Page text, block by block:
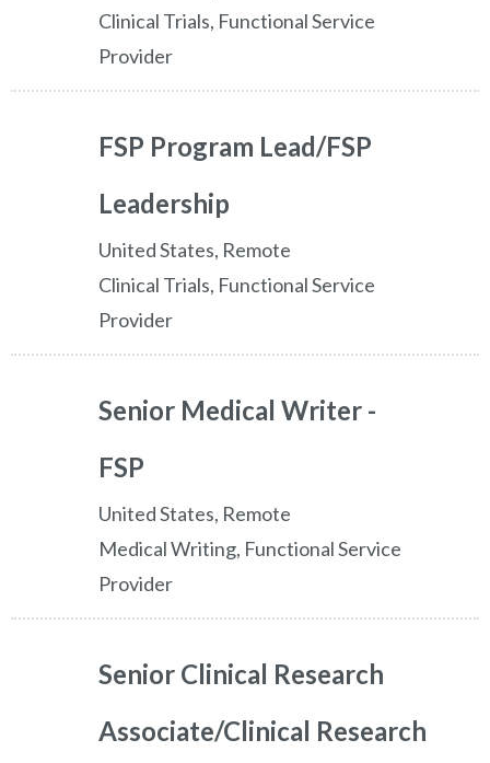
Clinical Trials, Functional Service
Provider
FSP Program Lead/FSP
Leadership
United States, Remote
Clinical Trials, Functional Service
Provider
Senior Medical Writer -
FSP
United States, Remote
Medical Writing, Functional Service
Provider
Senior Clinical Research
Associate/Clinical Research